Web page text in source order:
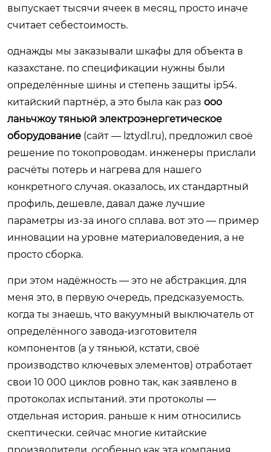
выпускает тысячи ячеек в месяц, просто иначе
считает себестоимость.
однажды мы заказывали шкафы для объекта в
казахстане. по спецификации нужны были
определённые шины и степень защиты ip54.
китайский партнёр, а это была как раз ооо
ланьчжоу тяньюй электроэнергетическое
оборудование (сайт — lztydl.ru), предложил своё
решение по токопроводам. инженеры прислали
расчёты потерь и нагрева для нашего
конкретного случая. оказалось, их стандартный
профиль, дешевле, давал даже лучшие
параметры из-за иного сплава. вот это — пример
инновации на уровне материаловедения, а не
просто сборка.
при этом надёжность — это не абстракция. для
меня это, в первую очередь, предсказуемость.
когда ты знаешь, что вакуумный выключатель от
определённого завода-изготовителя
компонентов (а у тяньюй, кстати, своё
производство ключевых элементов) отработает
свои 10 000 циклов ровно так, как заявлено в
протоколах испытаний. эти протоколы —
отдельная история. раньше к ним относились
скептически. сейчас многие китайские